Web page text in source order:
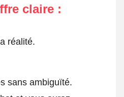
claire :
réalité.
sans ambiguïté.